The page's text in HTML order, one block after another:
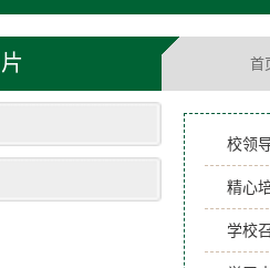
首
校领
精心
学校